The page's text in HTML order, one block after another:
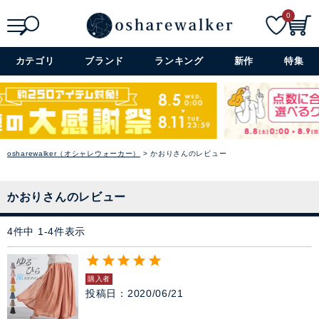
詳細検索+
0
カテゴリ ブランド ランキング 新作 特集
セレモニー・オケージョン
アイテム特集
SALE
雑誌掲載アイテム
osharewalker（オシャレウォーカー） かおりさんのレビュー
かおりさんのレビュー
4件中 1 -4件表示
購入者
投稿日 2020/06/21